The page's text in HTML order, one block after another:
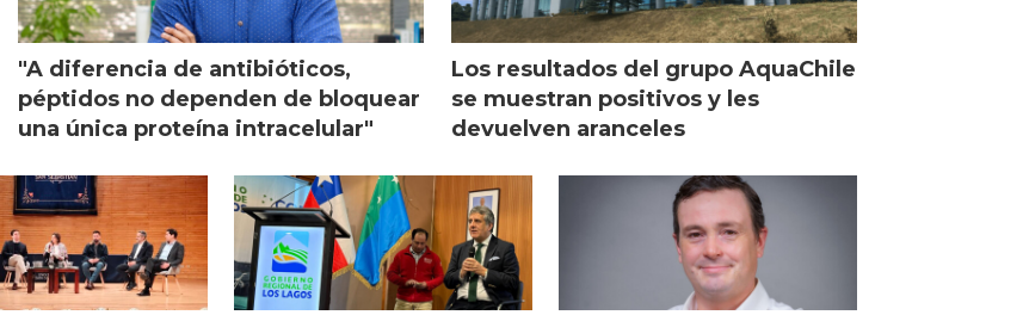
"A diferencia de antibióticos,
péptidos no dependen de bloquear
una única proteína intracelular"
Los resultados del grupo AquaChile
se muestran positivos y les
devuelven aranceles